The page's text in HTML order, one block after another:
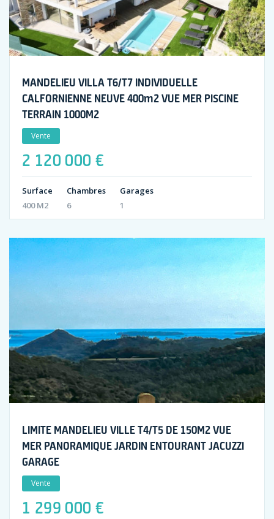
MANDELIEU VILLA T6/T7 INDIVIDUELLE
CALFORNIENNE NEUVE 400m2 VUE MER PISCINE
TERRAIN 1000M2
Vente
2 120 000 €
Surface
400 M2
Chambres
6
Garages
1
LIMITE MANDELIEU VILLE T4/T5 DE 150M2 VUE
MER PANORAMIQUE JARDIN ENTOURANT JACUZZI
GARAGE
Vente
1 299 000 €